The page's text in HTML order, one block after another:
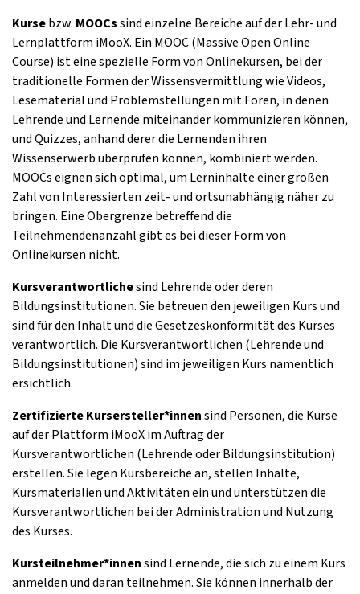
Kursebzw. MOOCssind einzelne Bereiche auf der Lehr- und
Lernplattform iMooX. Ein MOOC (Massive Open Online
Course) ist eine spezielle Form von Onlinekursen, bei der
traditionelle Formen der Wissensvermittlung wie Videos,
Lesematerial und Problemstellungen mit Foren, in denen
Lehrende und Lernende miteinander kommunizieren können,
und Quizzes, anhand derer die Lernenden ihren
Wissenserwerb überprüfen können, kombiniert werden.
MOOCs eignen sich optimal, um Lerninhalte einer großen
Zahl von Interessierten zeit- und ortsunabhängig näher zu
bringen. Eine Obergrenze betreffend die
Teilnehmendenanzahl gibt es bei dieser Form von
Onlinekursen nicht.
Kursverantwortlichesind Lehrende oder deren
Bildungsinstitutionen. Sie betreuen den jeweiligen Kurs und
sind für den Inhalt und die Gesetzeskonformität des Kurses
verantwortlich. Die Kursverantwortlichen (Lehrende und
Bildungsinstitutionen) sind im jeweiligen Kurs namentlich
ersichtlich.
Zertifizierte Kursersteller*innensind Personen, die Kurse
auf der Plattform iMooX im Auftrag der
Kursverantwortlichen (Lehrende oder Bildungsinstitution)
erstellen. Sie legen Kursbereiche an, stellen Inhalte,
Kursmaterialien und Aktivitäten ein und unterstützen die
Kursverantwortlichen bei der Administration und Nutzung
des Kurses.
Kursteilnehmer*innensind Lernende, die sich zu einem Kurs
anmelden und daran teilnehmen. Sie können innerhalb der